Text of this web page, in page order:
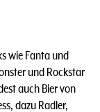
wie Fanta und
und Rockstar
auch Bier von
dazu Radler,